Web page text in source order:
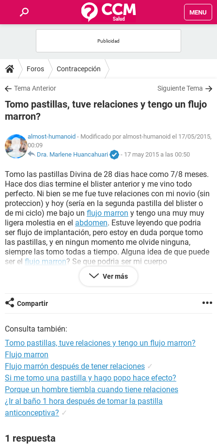
MENU
FOROS
SALUD
FAMILIA
NUTRICIÓN
BIENESTAR
SEXUALIDAD
GLOSARIO
Foros Contracepción
Tema Anterior Siguiente Tema
Tomo pastillas, tuve relaciones y tengo un flujo
marron?
almost-humanoid - Modificado por almost-humanoid el 17/05/2015,
00:09
Dra. Marlene Huancahuari
- 17 may 2015 a las 00:50
Tomo las pastillas Divina de 28 dias hace como 7/8 meses.
Hace dos dias termine el blister anterior y me vino todo
perfecto. Ni bien se me fue tuve relaciones con mi novio (sin
proteccion) y hoy (sería en la segunda pastilla del blister o
de mi ciclo) me bajo un flujo marron y tengo una muy muy
ligera molestia en el abdomen. Estuve leyendo que podria
ser flujo de implantación, pero estoy en duda porque tomo
las pastillas, y en ningun momento me olvide ninguna,
siempre las tomo todas a tiempo. Alguna idea de que puede
ser el flujo marron? Se que podria ser mi cuerpo
adaptandose pero como las tomo hace bastante creeria que
mi cuerpo se adapto, pero no estoy segura. Hay riesgos de
Ver más
Compartir
Consulta también:
Tomo pastillas, tuve relaciones y tengo un flujo marron?
Flujo marron
Flujo marrón después de tener relaciones ✓
Si me tomo una pastilla y hago popo hace efecto?
Porque un hombre tiembla cuando tiene relaciones
¿Ir al baño 1 hora después de tomar la pastilla
anticonceptiva? ✓
1 respuesta